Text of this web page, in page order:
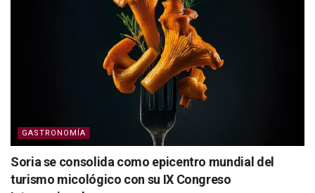
GASTRONOMÍA
Soria se consolida como epicentro mundial del
turismo micológico con su IX Congreso